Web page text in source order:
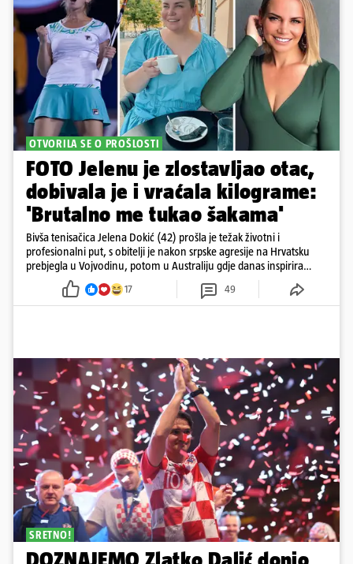
OTVORILA SE O PROŠLOSTI
FOTO Jelenu je zlostavljao otac,
dobivala je i vraćala kilograme:
'Brutalno me tukao šakama'
Bivša tenisačica Jelena Dokić (42) prošla je težak životni i
profesionalni put, s obitelji je nakon srpske agresije na Hrvatsku
prebjegla u Vojvodinu, potom u Australiju gdje danas inspirira
17 49
SRETNO!